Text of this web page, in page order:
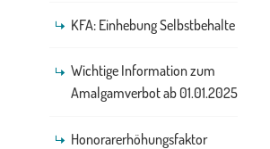
KFA: Einhebung Selbstbehalte
Wichtige Information zum
Amalgamverbot ab 01.01.2025
Honorarerhöhungsfaktor